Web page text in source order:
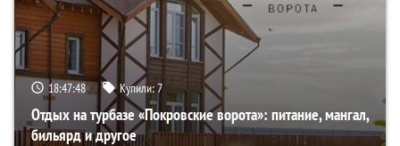
18:47:47 Купили:7
Отдых на турбазе «Покровские ворота»: питание, мангал,
бильярд и другое